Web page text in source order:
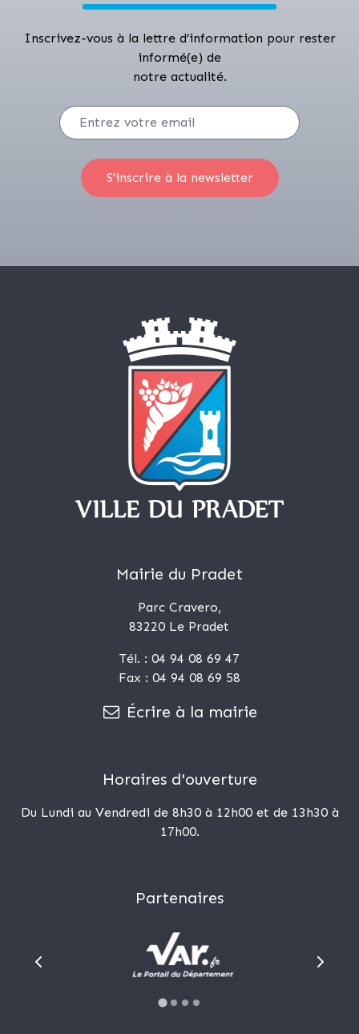
Inscrivez-vous à la lettre d’information pour rester
informé(e) de
notre actualité.
Mairie du Pradet
Parc Cravero,
83220 Le Pradet
Tél. : 04 94 08 69 47
Fax : 04 94 08 69 58
Écrire à la mairie
Horaires d'ouverture
Du Lundi au Vendredi de 8h30 à 12h00 et de 13h30 à
17h00.
Partenaires